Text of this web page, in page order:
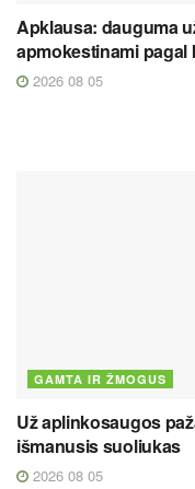
Apklausa: dauguma
apmokestinami pagal
2026 08 05
GAMTA IR ŽMOGUS
Už aplinkosaugos
išmanusis suoliukas
2026 08 05